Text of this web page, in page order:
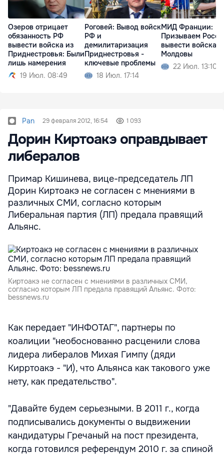
Озеров отрицает
обязанность РФ
вывести войска из
Приднестровья: Были
лишь намерения
19 Июл. 08:49
Роговей: Вывод войск
РФ и
демилитаризация
Приднестровья -
ключевые проблемы
18 Июл. 17:14
МИД Франции:
Призываем
вывести войска
Молдовы
22 Июл. 13:10
Pan 29 февраля 2012, 16:54 1 093
Дорин Киртоакэ оправдывает
либералов
Примар Кишинева, вице-председатель ЛП
Дорин Киртоакэ не согласен с мнениями в
различных СМИ, согласно которым
Либеральная партия (ЛП) предала правящий
Альянс.
Киртоакэ не согласен с мнениями в различных СМИ,
согласно которым ЛП предала правящий Альянс. Фото:
bessnews.ru
Как передает "ИНФОТАГ", партнеры по
коалиции "необоснованно расценили слова
лидера либералов Михая Гимпу (дяди
Кирртоакэ - "И), что Альянса как такового уже
нету, как предательство".
"Давайте будем серьезными. В 2011 г., когда
подписывались документы о выдвижении
кандидатуры Гречаный на пост президента,
когда готовился референдум 2010 г. за спиной